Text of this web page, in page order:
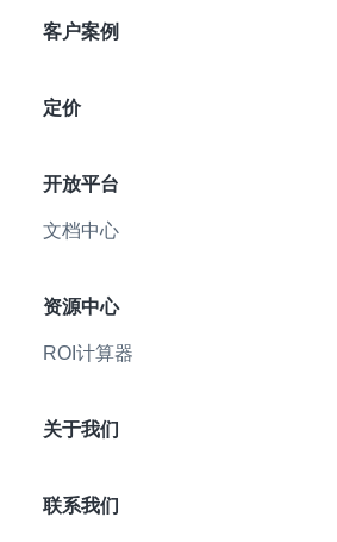
客户案例
定价
开放平台
文档中心
资源中心
ROI计算器
关于我们
联系我们